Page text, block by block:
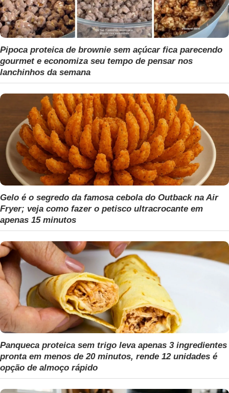
Pipoca proteica de brownie sem açúcar fica parecendo
gourmet e economiza seu tempo de pensar nos
lanchinhos da semana
Gelo é o segredo da famosa cebola do Outback na Air
Fryer; veja como fazer o petisco ultracrocante em
apenas 15 minutos
Panqueca proteica sem trigo leva apenas 3 ingredientes
pronta em menos de 20 minutos, rende 12 unidades é
opção de almoço rápido